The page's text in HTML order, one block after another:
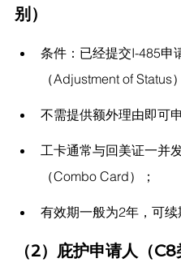
别）
条件：已经提交I-485申
（Adjustment of Status
不需提供额外理由即可
工卡通常与回美证一并
（Combo Card）；
有效期一般为2年，可续
（2）庇护申请人（C8